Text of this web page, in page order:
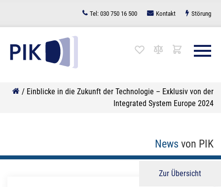
springen
Tel: 030 750 16 500 Kontakt Störung
/ Einblicke in die Zukunft der Technologie – Exklusiv von der
Integrated System Europe 2024
News von PIK
Zur Übersicht